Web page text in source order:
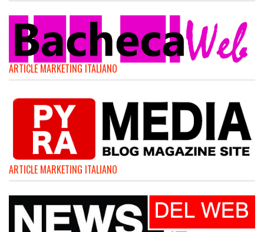
ARTICLE MARKETING ITALIANO
ARTICLE MARKETING ITALIANO